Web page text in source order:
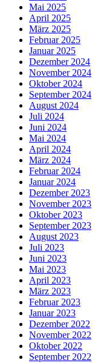
Mai 2025
April 2025
März 2025
Februar 2025
Januar 2025
Dezember 2024
November 2024
Oktober 2024
September 2024
August 2024
Juli 2024
Juni 2024
Mai 2024
April 2024
März 2024
Februar 2024
Januar 2024
Dezember 2023
November 2023
Oktober 2023
September 2023
August 2023
Juli 2023
Juni 2023
Mai 2023
April 2023
März 2023
Februar 2023
Januar 2023
Dezember 2022
November 2022
Oktober 2022
September 2022